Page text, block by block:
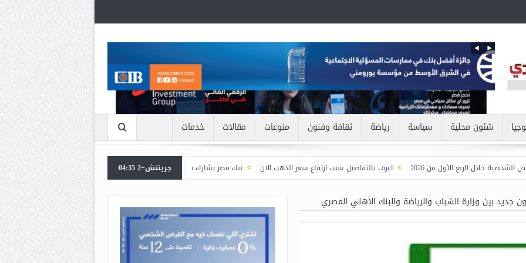
شئون محلية سياسة رياضة ثقافة وفنون منوعات مقالات خدمات
الأول من 2026 اعرف بالتفاصيل سبب ارتفاع سعر الذهب الان
بنك مصر يشارك في فعالية “اليوم العالمي للشباب” ويقدم العديد من العروض المجانية دعمًا
جرينتش+2 04:35
جديد بين وزارة الشباب والرياضة والبنك الأهلي المصري